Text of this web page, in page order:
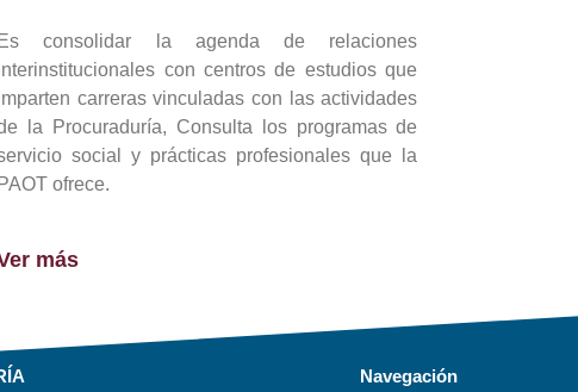
Es consolidar la agenda de relaciones
con centros de estudios que
carreras vinculadas con las actividades
la Procuraduría, Consulta los programas de
social y prácticas profesionales que la
PAOT ofrece.
más
Navegación